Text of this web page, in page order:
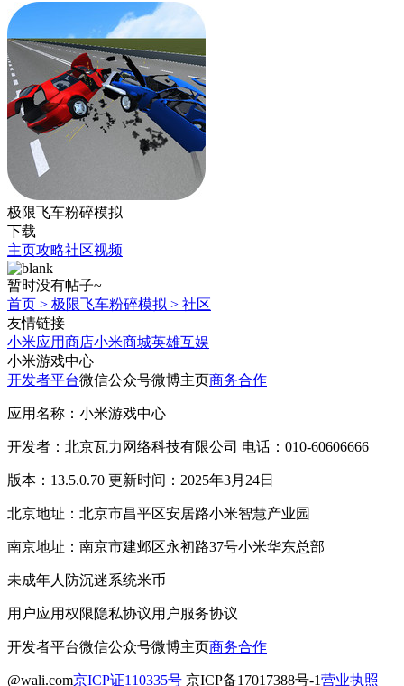
极限飞车粉碎模拟
下载
主页攻略社区视频
暂时没有帖子~
首页 > 极限飞车粉碎模拟 > 社区
友情链接
小米应用商店小米商城英雄互娱
小米游戏中心
开发者平台微信公众号微博主页商务合作
应用名称：小米游戏中心
开发者：北京瓦力网络科技有限公司 电话：010-60606666
版本：13.5.0.70 更新时间：2025年3月24日
北京地址：北京市昌平区安居路小米智慧产业园
南京地址：南京市建邺区永初路37号小米华东总部
未成年人防沉迷系统米币
用户应用权限隐私协议用户服务协议
开发者平台微信公众号微博主页商务合作
@wali.com京ICP证110335号 京ICP备17017388号-1营业执照